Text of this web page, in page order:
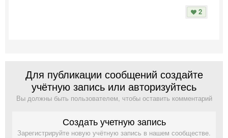
2
Для публикации сообщений создайте
учётную запись или авторизуйтесь
Вы должны быть пользователем, чтобы оставить комментарий
Создать учетную запись
Зарегистрируйте новую учётную запись в нашем сообществе.